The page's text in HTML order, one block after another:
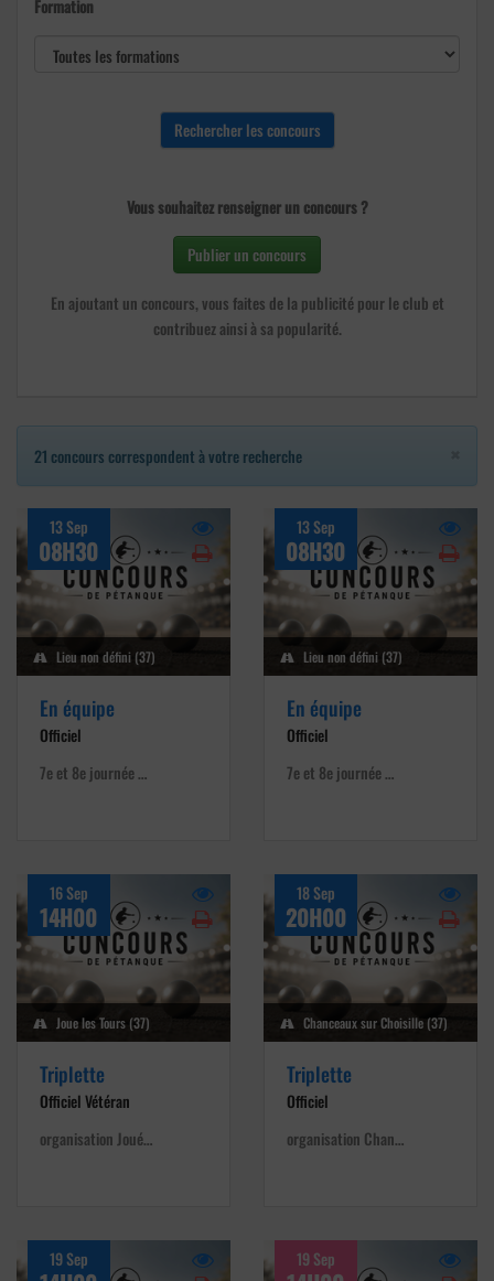
Formation
Vous souhaitez renseigner un concours ?
Publier un concours
En ajoutant un concours, vous faites de la publicité pour le club et
contribuez ainsi à sa popularité.
21 concours correspondent à votre recherche
13 Sep
08H30
Lieu non défini (37)
En équipe
Officiel
7e et 8e journée …
13 Sep
08H30
Lieu non défini (37)
En équipe
Officiel
7e et 8e journée …
16 Sep
14H00
Joue les Tours (37)
Triplette
Officiel Vétéran
organisation Joué…
18 Sep
20H00
Chanceaux sur Choisille (37)
Triplette
Officiel
organisation Chan…
19 Sep 19 Sep